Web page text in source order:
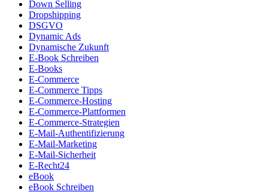
Down Selling
Dropshipping
DSGVO
Dynamic Ads
Dynamische Zukunft
E-Book Schreiben
E-Books
E-Commerce
E-Commerce Tipps
E-Commerce-Hosting
E-Commerce-Plattformen
E-Commerce-Strategien
E-Mail-Authentifizierung
E-Mail-Marketing
E-Mail-Sicherheit
E-Recht24
eBook
eBook Schreiben